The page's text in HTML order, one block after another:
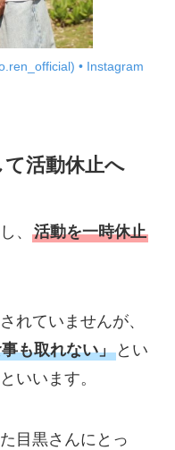
• Instagram
活動休止へ
、 活動を一時休止
れていませんが、
も取れない」とい
いいます。
目黒さんにとっ